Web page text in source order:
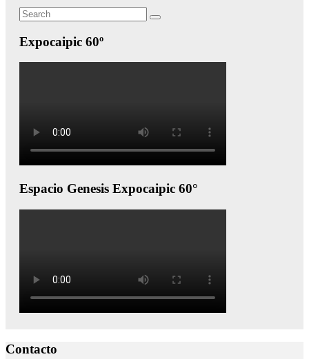
Search
for:
Search
Expocaipic 60º
Espacio Genesis Expocaipic 60°
Contacto